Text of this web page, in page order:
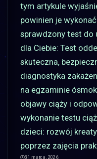
tym artykule
powinien je
sprawdzony test do
dla Ciebie: Test
skuteczna,
diagnostyka
na egzaminie
objawy ciąży i
wykonanie testu
dzieci: rozwój
poprzez zajęcia
31 marca, 2026